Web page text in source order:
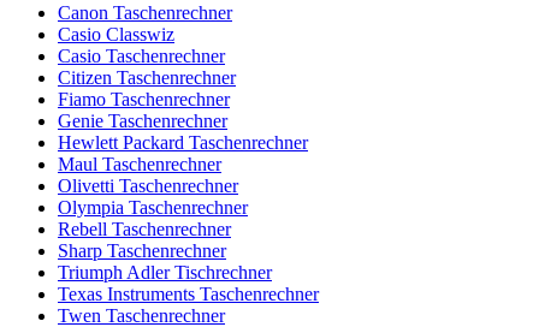
Canon Taschenrechner
Casio Classwiz
Casio Taschenrechner
Citizen Taschenrechner
Fiamo Taschenrechner
Genie Taschenrechner
Hewlett Packard Taschenrechner
Maul Taschenrechner
Olivetti Taschenrechner
Olympia Taschenrechner
Rebell Taschenrechner
Sharp Taschenrechner
Triumph Adler Tischrechner
Texas Instruments Taschenrechner
Twen Taschenrechner